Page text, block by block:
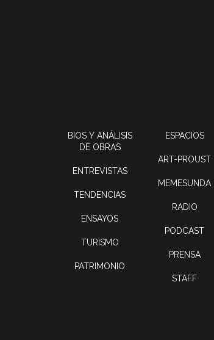
BIOS Y ANÁLISIS
DE OBRAS
ENTREVISTAS
TENDENCIAS
ENSAYOS
TURISMO
PATRIMONIO
ESPACIOS
ART-PROUST
MEMESUNDA
RADIO
PODCAST
PRENSA
STAFF